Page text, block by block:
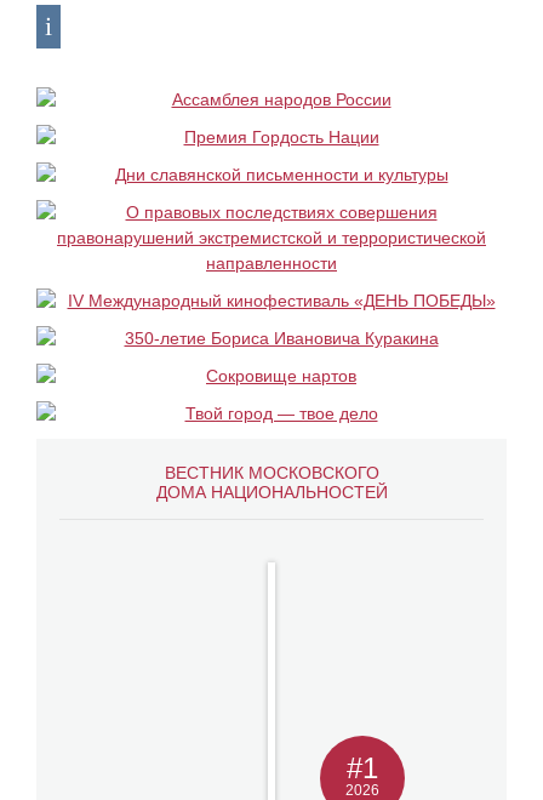
ВЕСТНИК МОСКОВСКОГО
ДОМА НАЦИОНАЛЬНОСТЕЙ
#1
2026